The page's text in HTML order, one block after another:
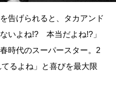
告げられると、タカアンド
いよね!? 本当だよね!?」
時代のスーパースター。2
るよね」と喜びを最大限